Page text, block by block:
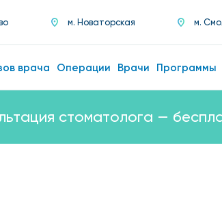
м. Новаторская м.
врача Операции Врачи Программы
стоматолога —